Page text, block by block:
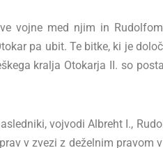
vojne med njim in
pa ubit. Te bitke, ki je
kralja Otokarja II. so
vojvodi Albreht I.,
v zvezi z deželnim pravom